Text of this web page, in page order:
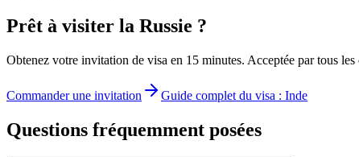
Prêt à visiter la Russie ?
Obtenez votre invitation de visa en 15 minutes. Acceptée par tous les
Commander une invitation Guide complet du visa : Inde
Questions fréquemment posées